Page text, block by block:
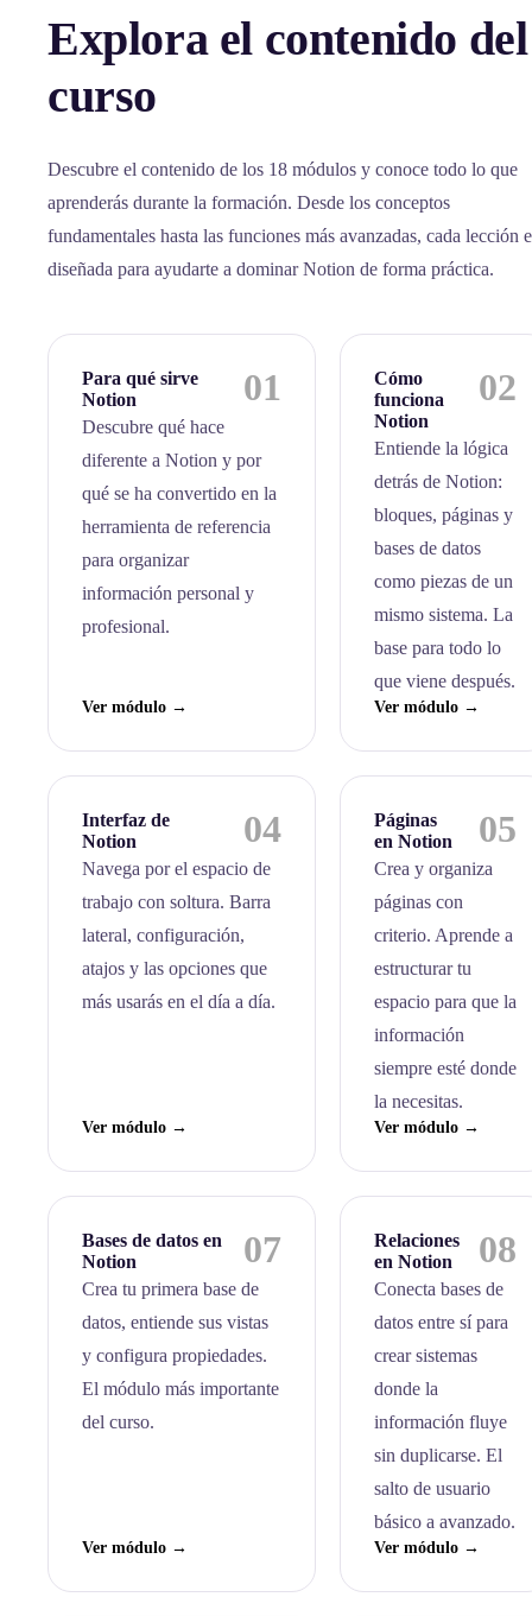
Explora el contenido del
curso
Descubre el contenido de los 18 módulos y conoce todo lo que
aprenderás durante la formación. Desde los conceptos
fundamentales hasta las funciones más avanzadas, cada lección
diseñada para ayudarte a dominar Notion de forma práctica.
Para qué sirve
Notion
01
Descubre qué hace
diferente a Notion y por
qué se ha convertido en la
herramienta de referencia
para organizar
información personal y
profesional.
Ver módulo →
Cómo
funciona
Notion
02
Entiende la lógica
detrás de Notion:
bloques, páginas y
bases de datos
como piezas de un
mismo sistema. La
base para todo lo
que viene después.
Ver módulo →
Interfaz de
Notion
04
Navega por el espacio de
trabajo con soltura. Barra
lateral, configuración,
atajos y las opciones que
más usarás en el día a día.
Ver módulo →
Páginas
en Notion
05
Crea y organiza
páginas con
criterio. Aprende a
estructurar tu
espacio para que la
información
siempre esté donde
la necesitas.
Ver módulo →
Bases de datos en
Notion
07
Crea tu primera base de
datos, entiende sus vistas
y configura propiedades.
El módulo más importante
del curso.
Ver módulo →
Relaciones
en Notion
08
Conecta bases de
datos entre sí para
crear sistemas
donde la
información fluye
sin duplicarse. El
salto de usuario
básico a avanzado.
Ver módulo →